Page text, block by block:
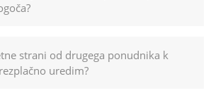
strani od drugega ponudnika k
uredim?